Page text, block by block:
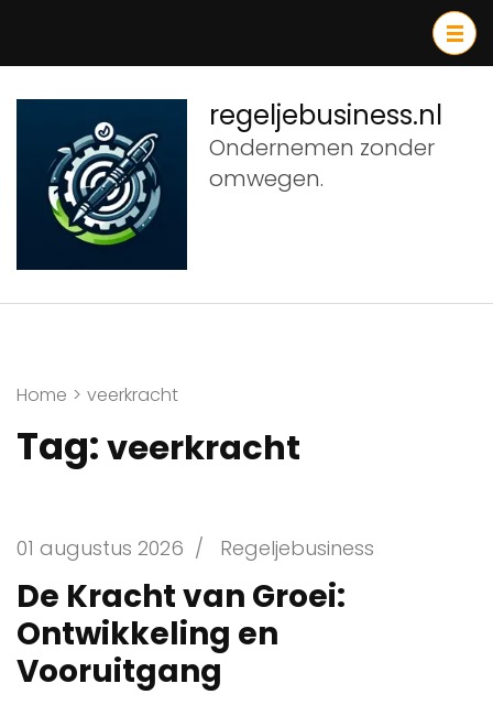
inhoud
(druk
Enter)
regeljebusiness.nl
Ondernemen zonder
omwegen.
Home > veerkracht
Tag:veerkracht
01 augustus 2026 / Regeljebusiness
De Kracht van Groei:
Ontwikkeling en
Vooruitgang